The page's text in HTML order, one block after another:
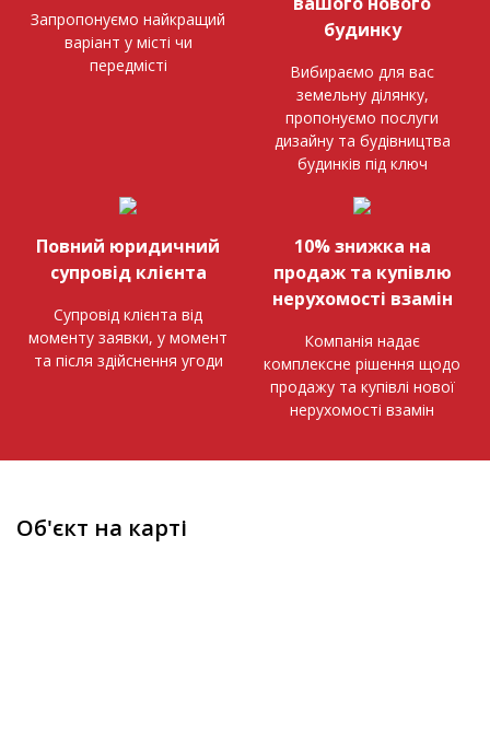
Запропонуємо найкращий
варіант у місті чи
передмісті
будинку
Вибираємо для вас
земельну ділянку,
пропонуємо послуги
дизайну та будівництва
будинків під ключ
Повний юридичний
супровід клієнта
Супровід клієнта від
моменту заявки, у момент
та після здійснення угоди
10% знижка на
продаж та купівлю
нерухомості взамін
Компанія надає
комплексне рішення щодо
продажу та купівлі нової
нерухомості взамін
Об'єкт на карті